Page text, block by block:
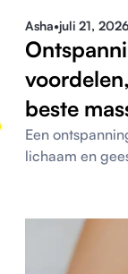
Asha•juli 21,
beste
Een
lichaam en